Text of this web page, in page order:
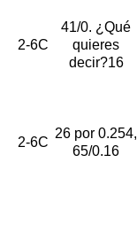
2-6C
41/0. ¿Qué
quieres
decir?16
2-6C
26 por 0.254,
65/0.16